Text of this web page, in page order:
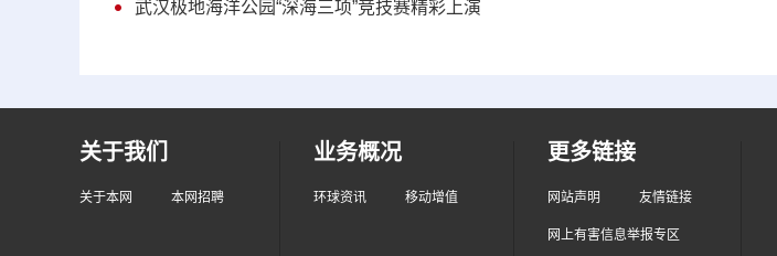
武汉极地海洋公园“深海三项”竞技赛精彩上演
关于我们
关于本网 本网招聘
业务概况
环球资讯 移动增值
更多链接
网站声明 友情链接
网上有害信息举报专区